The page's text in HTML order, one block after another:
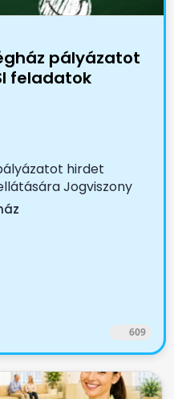
pályázatot
feladatok
hirdet
Jogviszony
609